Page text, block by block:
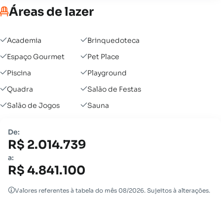
Áreas de lazer
Academia
Brinquedoteca
Espaço Gourmet
Pet Place
Piscina
Playground
Quadra
Salão de Festas
Salão de Jogos
Sauna
De:
R$ 2.014.739
a:
R$ 4.841.100
Valores referentes à tabela do mês 08/2026. Sujeitos à alterações.